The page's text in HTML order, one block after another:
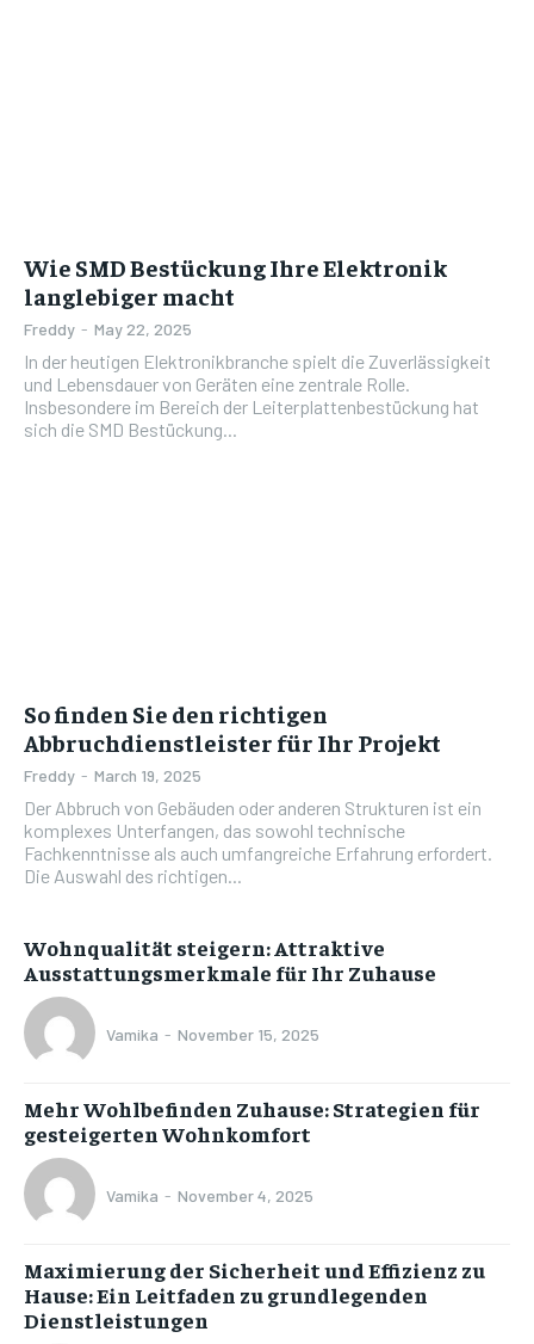
Wie SMD Bestückung Ihre Elektronik
langlebiger macht
Freddy - May 22, 2025
In der heutigen Elektronikbranche spielt die Zuverlässigkeit
und Lebensdauer von Geräten eine zentrale Rolle.
Insbesondere im Bereich der Leiterplattenbestückung hat
sich die SMD Bestückung...
So finden Sie den richtigen
Abbruchdienstleister für Ihr Projekt
Freddy - March 19, 2025
Der Abbruch von Gebäuden oder anderen Strukturen ist ein
komplexes Unterfangen, das sowohl technische
Fachkenntnisse als auch umfangreiche Erfahrung erfordert.
Die Auswahl des richtigen...
Wohnqualität steigern: Attraktive
Ausstattungsmerkmale für Ihr Zuhause
Vamika - November 15, 2025
Mehr Wohlbefinden Zuhause: Strategien für
gesteigerten Wohnkomfort
Vamika - November 4, 2025
Maximierung der Sicherheit und Effizienz zu
Hause: Ein Leitfaden zu grundlegenden
Dienstleistungen